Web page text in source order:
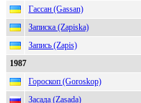
Гассан (Gassan)
Записка (Zapiska)
Запись (Zapis)
1987
Гороскоп (Goroskop)
Засада (Zasada)